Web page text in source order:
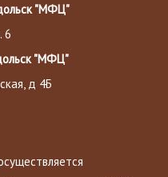
"МФЦ"
6
"МФЦ"
д 4Б